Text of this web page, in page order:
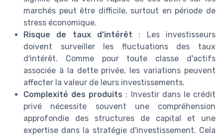
marchés peut être difficile, surtout en période de
stress économique.
Risque de taux d'intérêt : Les investisseurs
doivent surveiller les fluctuations des taux
d'intérêt. Comme pour toute classe d'actifs
associée à la dette privée, les variations peuvent
affecter la valeur de leurs investissements.
Complexité des produits : Investir dans le crédit
privé nécessite souvent une compréhension
approfondie des structures de capital et une
expertise dans la stratégie d'investissement. Cela